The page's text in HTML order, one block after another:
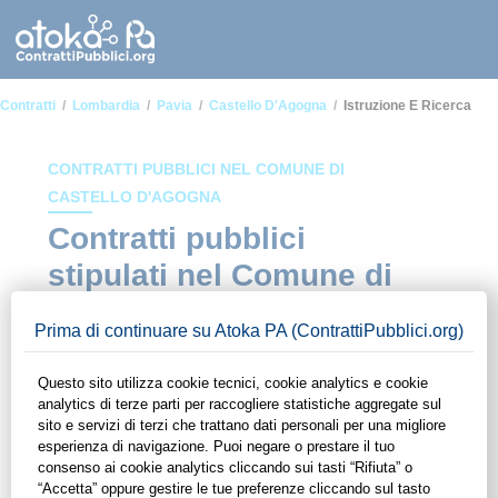
Contratti Lombardia Pavia Castello D'Agogna Istruzione E Ricerca
CONTRATTI PUBBLICI NEL COMUNE DI
CASTELLO D'AGOGNA
Contratti pubblici
stipulati nel Comune di
ambito Istruzione e
ricerca
In questa sezione del sito di ContrattiPubblici.org potrai avere
ad alcuni dei contratti presenti nella piattaforma stipulati
all'interno del Comune di Castello d'Agogna in ambito
Istruzione e ricerca. Grazie alle funzionalità di